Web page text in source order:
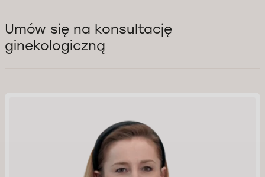
Umów się na konsultację
ginekologiczną